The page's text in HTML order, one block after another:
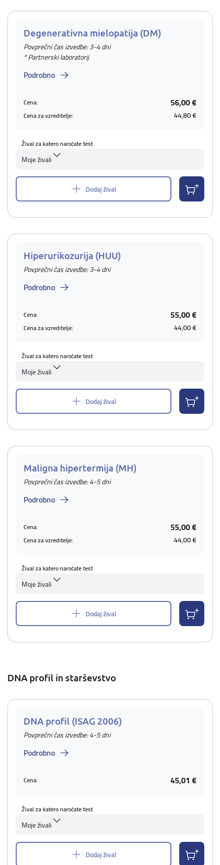
Degenerativna mielopatija (DM)
Povprečni čas izvedbe: 3-4 dni
* Partnerski laboratorij
Podrobno
Cena: 56,00 €
Cena za vzreditelje: 44,80 €
Žival za katero naročate test
Moje živali
Dodaj žival
Hiperurikozurija (HUU)
Povprečni čas izvedbe: 3-4 dni
Podrobno
Cena: 55,00 €
Cena za vzreditelje: 44,00 €
Žival za katero naročate test
Moje živali
Dodaj žival
Maligna hipertermija (MH)
Povprečni čas izvedbe: 4-5 dni
Podrobno
Cena: 55,00 €
Cena za vzreditelje: 44,00 €
Žival za katero naročate test
Moje živali
Dodaj žival
DNA profil in starševstvo
DNA profil (ISAG 2006)
Povprečni čas izvedbe: 4-5 dni
Podrobno
Cena: 45,01 €
Žival za katero naročate test
Moje živali
Dodaj žival